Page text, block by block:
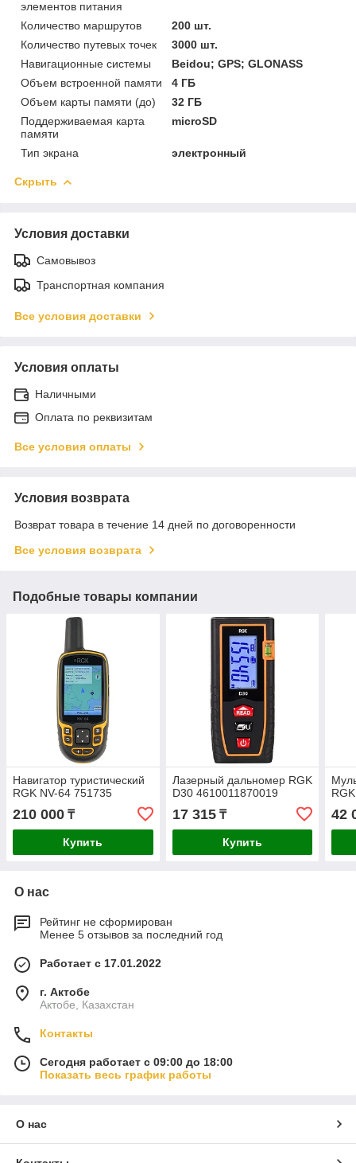
элементов питания
Количество маршрутов
200 шт.
Количество путевых точек
3000 шт.
Навигационные системы
Beidou; GPS; GLONASS
Объем встроенной памяти
4 ГБ
Объем карты памяти (до)
32 ГБ
Поддерживаемая карта
памяти
microSD
Тип экрана электронный
Скрыть
Условия доставки
Самовывоз
Транспортная компания
Все условия доставки
Условия оплаты
Наличными
Оплата по реквизитам
Все условия оплаты
Условия возврата
Возврат товара в течение 14 дней по договоренности
Все условия возврата
Подобные товары компании
Навигатор туристический
RGK NV-64 751735
210 000 ₸
Купить
Лазерный дальномер RGK
D30 4610011870019
17 315₸
Купить
42
О нас
Рейтинг не сформирован
Менее 5 отзывов за последний год
Работает с 17.01.2022
г. Актобе
Актобе, Казахстан
Контакты
Сегодня работает с 09:00 до 18:00
Показать весь график работы
О нас